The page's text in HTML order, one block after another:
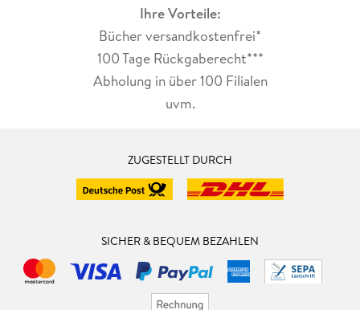
Ihre Vorteile:
Bücher versandkostenfrei*
100 Tage Rückgaberecht***
Abholung in über 100 Filialen
uvm.
ZUGESTELLT DURCH
SICHER & BEQUEM BEZAHLEN